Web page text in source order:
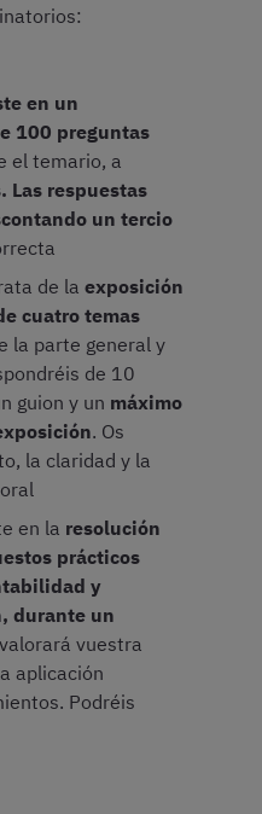
en un
100 preguntas
el temario, a
Las respuestas
un tercio
de la exposición
cuatro temas
la parte general y
de 10
guion y un máximo
. Os
la claridad y la
en la resolución
prácticos
y
durante un
vuestra
aplicación
Podréis